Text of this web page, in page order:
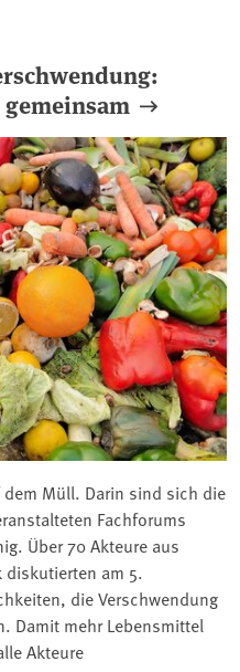
Müll. Darin sind sich die
Fachforums
Über 70 Akteure aus
am 5.
die Verschwendung
Damit mehr Lebensmittel
Akteure